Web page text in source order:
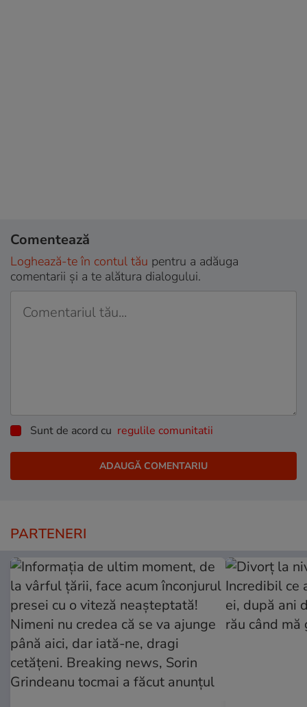
Comentează
Loghează-te în contul tău pentru a adăuga
comentarii și a te alătura dialogului.
Sunt de acord cu regulile comunitatii
PARTENERI